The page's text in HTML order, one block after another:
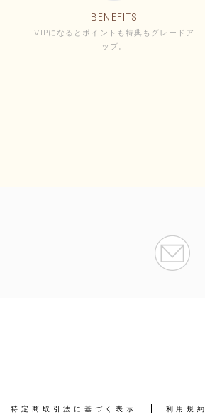
BENEFITS
VIPになるとポイントも特典もグレードア
ップ。
特定商取引法に基づく表示 利用規約